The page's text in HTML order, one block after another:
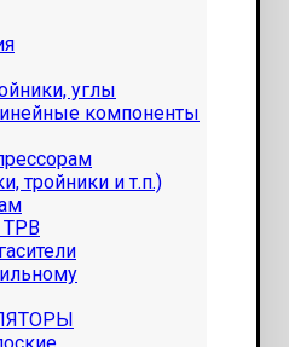
углы
компоненты
тройники и т.п.)
ТРВ